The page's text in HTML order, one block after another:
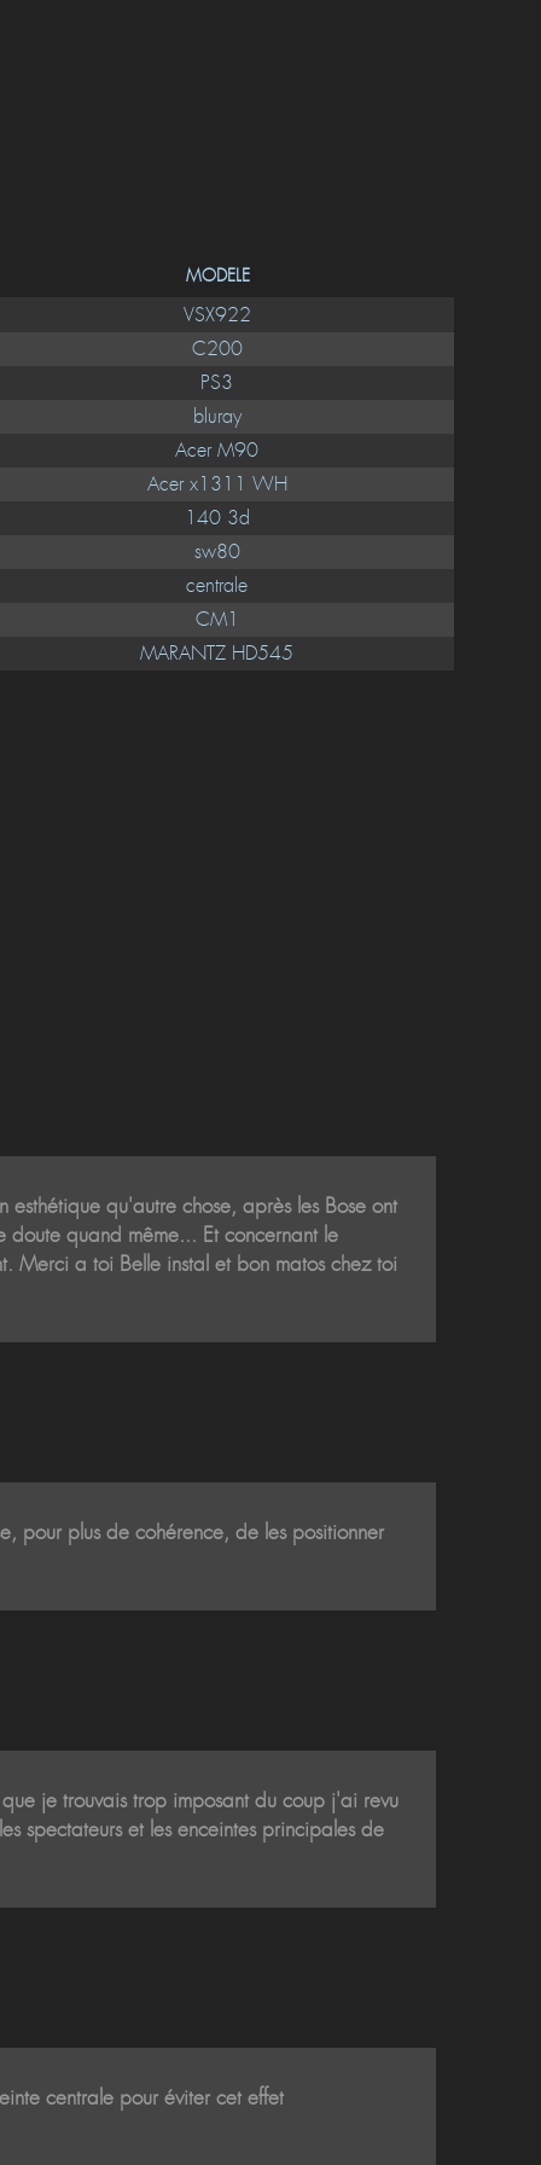
MODELE
VSX922
C200
PS3
bluray
Acer M90
Acer x1311 WH
140 3d
sw80
centrale
CM1
MARANTZ HD545
qu'autre chose, après les Bose ont
quand même... Et concernant le
Merci a toi Belle instal et bon matos chez toi
pour plus de cohérence, de les positionner
je trouvais trop imposant du coup j'ai revu
spectateurs et les enceintes principales de
centrale pour éviter cet effet